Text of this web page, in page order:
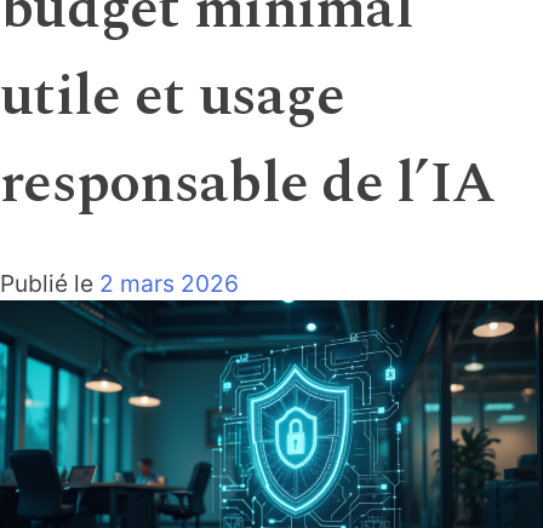
utile et usage
responsable de l’IA
Publié le 2 mars 2026